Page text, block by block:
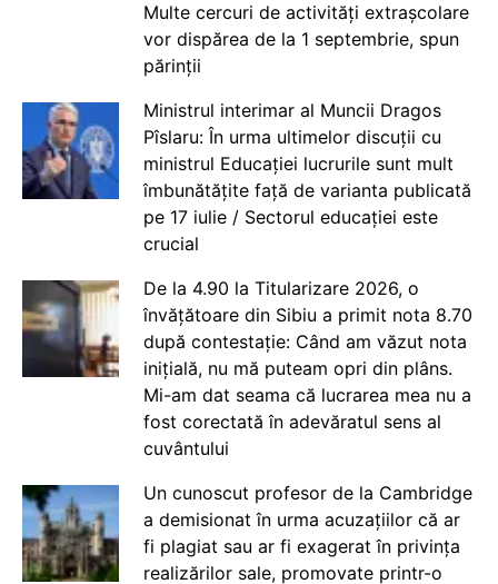
Multe cercuri de activități extrașcolare
vor dispărea de la 1 septembrie, spun
părinții
Ministrul interimar al Muncii Dragos
Pîslaru: În urma ultimelor discuții cu
ministrul Educației lucrurile sunt mult
îmbunătățite față de varianta publicată
pe 17 iulie / Sectorul educației este
crucial
De la 4.90 la Titularizare 2026, o
învățătoare din Sibiu a primit nota 8.70
după contestație: Când am văzut nota
inițială, nu mă puteam opri din plâns.
Mi-am dat seama că lucrarea mea nu a
fost corectată în adevăratul sens al
cuvântului
Un cunoscut profesor de la Cambridge
a demisionat în urma acuzațiilor că ar
fi plagiat sau ar fi exagerat în privința
realizărilor sale, promovate printr-o